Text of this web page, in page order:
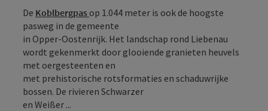
De Koblbergpas op 1.044 meter is ook de hoogste
pasweg in de gemeente
in Opper-Oostenrijk. Het landschap rond Liebenau
wordt gekenmerkt door glooiende granieten heuvels
met oergesteenten en
met prehistorische rotsformaties en schaduwrijke
bossen. De rivieren Schwarzer
en Weißer ...